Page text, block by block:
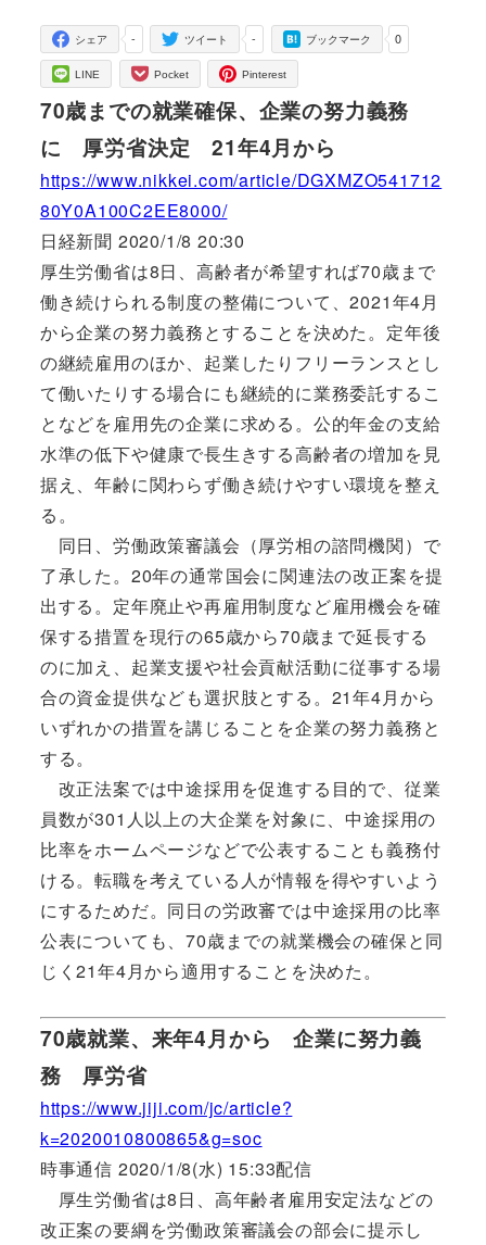
-
シェア -
ツイート 0
ブックマーク
LINE Pocket Pinterest
70歳までの就業確保、企業の努力義務
に 厚労省決定 21年4月から
https://www.nikkei.com/article/DGXMZO541712
80Y0A100C2EE8000/
日経新聞 2020/1/8 20:30
厚生労働省は8日、高齢者が希望すれば70歳まで
働き続けられる制度の整備について、2021年4月
から企業の努力義務とすることを決めた。定年後
の継続雇用のほか、起業したりフリーランスとし
て働いたりする場合にも継続的に業務委託するこ
となどを雇用先の企業に求める。公的年金の支給
水準の低下や健康で長生きする高齢者の増加を見
据え、年齢に関わらず働き続けやすい環境を整え
る。
同日、労働政策審議会（厚労相の諮問機関）で
了承した。20年の通常国会に関連法の改正案を提
出する。定年廃止や再雇用制度など雇用機会を確
保する措置を現行の65歳から70歳まで延長する
のに加え、起業支援や社会貢献活動に従事する場
合の資金提供なども選択肢とする。21年4月から
いずれかの措置を講じることを企業の努力義務と
する。
改正法案では中途採用を促進する目的で、従業
員数が301人以上の大企業を対象に、中途採用の
比率をホームページなどで公表することも義務付
ける。転職を考えている人が情報を得やすいよう
にするためだ。同日の労政審では中途採用の比率
公表についても、70歳までの就業機会の確保と同
じく21年4月から適用することを決めた。
70歳就業、来年4月から 企業に努力義
務 厚労省
https://www.jiji.com/jc/article?
k=2020010800865&g=soc
時事通信 2020/1/8(水) 15:33配信
厚生労働省は8日、高年齢者雇用安定法などの
改正案の要綱を労働政策審議会の部会に提示し